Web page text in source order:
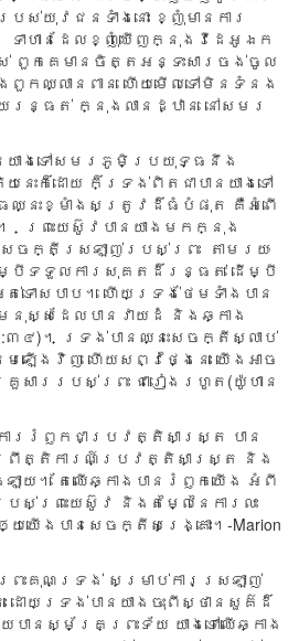
ស់​យុវ​ជន​ទាំង​នោះ ខ្ញុំ​មាន​ការ​
ទា​ហាន​ដែល​ខ្ញុំ​ឃើញ​ក្នុង​វីដេអូ​ឯក​
ាស់ ពួក​គេ​មាន​ចិត្ត​អន្ទះ​សារ​ចង់​ចូល​
ក​ឈ្លាន​ពាន ​ហើយ​មើល​ទៅ​មិន​ទំនង​
យ​រន្ធត់ ក្នុង​លាន​ដ្ឋាន នៅ​សមរ​
ាន​យាង​ទៅ​សមរ​ភូមិ​ប្រយុទ្ធ​នឹង​
េះ​ក៏​ដោយ ក៏​ទ្រង់​ពិត​ជា​បាន​យាង​ទៅ​
ឈ្នះ​ខ្មាំង​សត្រូវ​ដ៏​ធំ​បំផុត គឺ​អំពើ​
ព្រះ​យេស៊ូវ​បាន​យាង​មក​ក្នុង​
សេចក្តី​ស្រឡាញ់​របស់​ព្រះ តាម​រយៈ​
ម្បី​ទទួល​ការ​សុគត​ដ៏​រន្ធត់ ដើម្បី​
ទោស​បាប។ ហើយ​ទ្រង់​ថែម​ទាំង​បាន​
នុស្ស​ដែល​បាន​វាយ​ដំ និង​ឆ្កាង​
៤)។ ទ្រង់​បាន​ឈ្នះ​សេចក្តី​ស្លាប់
ឡើង​វិញ ហើយ​សព្វ​ថ្ងៃនេះ យើង​អាច​
រួសារ​របស់​ព្រះ ជា​រៀង​រហូត​(យ៉ូហាន
រ​រំឭក​ជា​ប្រវត្តិ​សាស្រ្ត បាន​
រឹត្តិ​ការ​ណ៍​ប្រវត្តិ​សាស្រ្ត និង​
ាយ។ តែ​ឈើ​ឆ្កាង​បាន​រំឭក​យើង អំពី​
ស់​ព្រះ​យេស៊ូវ និង​តម្លៃ​នៃ​ការ​លះ​
ង​បាន​សេចក្តី​សង្រ្គោះ។-Marion
ះ​គុណ​ទ្រង់ សម្រាប់​ការ​ស្រឡាញ់​
ដោយ​ទ្រង់​បាន​យាង​ចុះ​ពី​ស្ថាន​សួគ៌​ដ៏​
ាន​ស្ម័គ្រ​ព្រះ​ទ័យ យាង​ទៅ​ឈើ​ឆ្កាង